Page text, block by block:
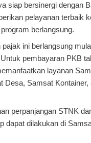
siap bersinergi dengan
pelayanan terbaik
berlangsung.
ini berlangsung
pembayaran PKB
layanan
Desa, Samsat Kontainer,
perpanjangan STNK
dapat dilakukan di